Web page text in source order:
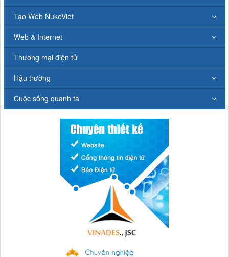
Tạo Web NukeViet
Web & Internet
Thương mại điện tử
Hậu trường
Cuộc sống quanh ta